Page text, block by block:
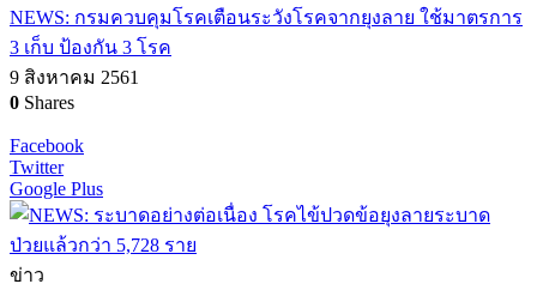
NEWS: กรมควบคุมโรคเตือนระวังโรคจากยุงลาย ใช้มาตรการ
3 เก็บ ป้องกัน 3 โรค
9 สิงหาคม 2561
0 Shares
Facebook
Twitter
Google Plus
ข่าว